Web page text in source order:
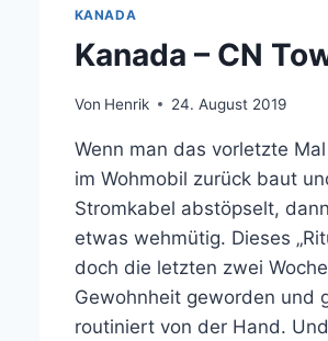
KANADA
Kanada – CN
Von Henrik 24. August 2019
Wenn man das vorletzte
im Wohmobil zurück baut
Stromkabel abstöpselt,
etwas wehmütig. Dieses
doch die letzten zwei
Gewohnheit geworden und
routiniert von der Hand.